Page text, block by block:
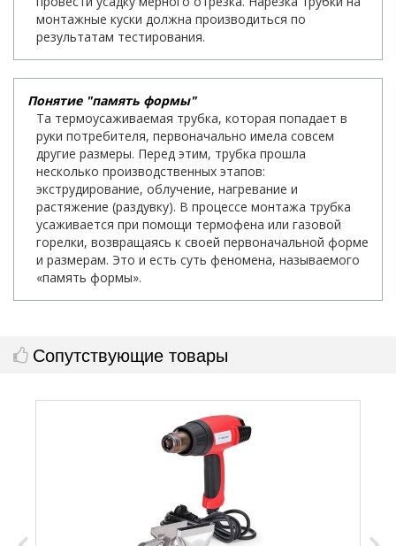
монтажные куски должна производиться по
результатам тестирования.
Понятие "память формы"
Та термоусаживаемая трубка, которая попадает в
руки потребителя, первоначально имела совсем
другие размеры. Перед этим, трубка прошла
несколько производственных этапов:
экструдирование, облучение, нагревание и
растяжение (раздувку). В процессе монтажа трубка
усаживается при помощи термофена или газовой
горелки, возвращаясь к своей первоначальной форме
и размерам. Это и есть суть феномена, называемого
«память формы».
Сопутствующие товары